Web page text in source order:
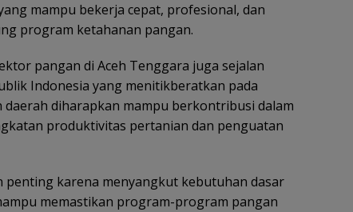
mampu bekerja cepat, profesional, dan
program ketahanan pangan.
pangan di Aceh Tenggara juga sejalan
Indonesia yang menitikberatkan pada
diharapkan mampu berkontribusi dalam
produktivitas pertanian dan penguatan
penting karena menyangkut kebutuhan dasar
memastikan program-program pangan